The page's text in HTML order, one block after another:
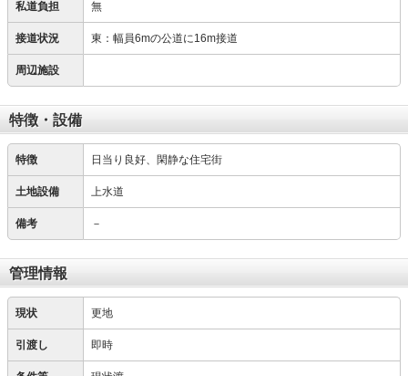
私道負担 無
接道状況 東：幅員6mの公道に16m接道
周辺施設
特徴・設備
特徴 日当り良好、閑静な住宅街
土地設備 上水道
備考 －
管理情報
現状 更地
引渡し 即時